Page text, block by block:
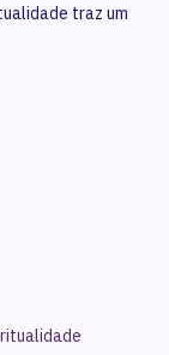
traz um